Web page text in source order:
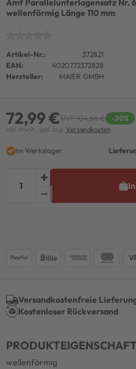
Amf Parallelunterlagensatz Nr.
wellenförmig Länge 110 mm
Artikel-Nr.:
372821
EAN:
4020772372828
Hersteller:
MAIER GMBH
72,99 €UVP 104,66 € -30%
inkl. MwSt., ggf. zzgl. Versandkosten
Im Werkslager
Versandkostenfreie
Kostenloser Rückversand
wellenförmig